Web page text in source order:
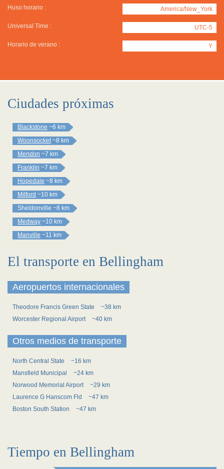
Huso horario : America/New_York
Universal Time : UTC-5
Horario de verano : Y
Ciudades próximas
Blackstone ~6 km
Woonsocket ~8 km
Mendon ~7 km
Franklin ~7 km
Hopedale ~8 km
Milford ~10 km
Sheldonville ~8 km
Medway ~10 km
Manville ~11 km
El transporte en Bellingham
Aeropuertos internacionales
Theodore Francis Green State
~38 km
Worcester Regional Airport
~40 km
Otros medios de transporte
North Central State
~16 km
Mansfield Municipal
~24 km
Norwood Memorial Airport
~29 km
Laurence G Hanscom Fld
~47 km
Boston South Station
~47 km
Tiempo en Bellingham